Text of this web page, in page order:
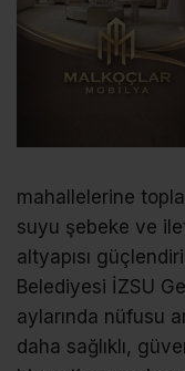
mahallelerine
suyu şebeke ve
altyapısı
Belediyesi İZSU
aylarında nüfusu
daha sağlıklı,